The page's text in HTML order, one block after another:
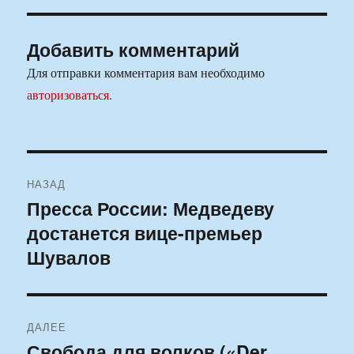
Добавить комментарий
Для отправки комментария вам необходимо
авторизоваться.
по
записям
НАЗАД
Предыдущая
запись:
Пресса России: Медведеву
достанется вице-премьер
Шувалов
ДАЛЕЕ
Следующая